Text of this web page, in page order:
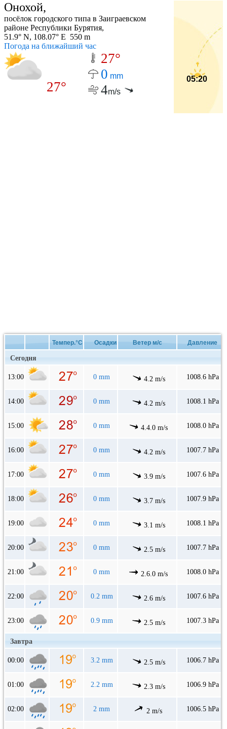
Онохой,
посёлок городского типа в Заиграевском
районе Республики Бурятия,
51.9° N, 108.07° E 550 m
Погода на ближайший час
27°
27°
0 mm
4m/s
05:20
Темпер.°C Осадки Ветер м/с Давление
Сегодня
13:00 0 mm 4.2 m/s 1008.6 hPa
14:00 0 mm 4.2 m/s 1008.1 hPa
15:00 0 mm 4.4.0 m/s 1008.0 hPa
16:00 0 mm 4.2 m/s 1007.7 hPa
17:00 0 mm 3.9 m/s 1007.6 hPa
18:00 0 mm 3.7 m/s 1007.9 hPa
19:00 0 mm 3.1 m/s 1008.1 hPa
20:00 0 mm 2.5 m/s 1007.7 hPa
21:00 0 mm 2.6.0 m/s 1008.0 hPa
22:00 0.2 mm 2.6 m/s 1007.6 hPa
23:00 0.9 mm 2.5 m/s 1007.3 hPa
Завтра
00:00 3.2 mm 2.5 m/s 1006.7 hPa
01:00 2.2 mm 2.3 m/s 1006.9 hPa
02:00 2 mm 2 m/s 1006.5 hPa